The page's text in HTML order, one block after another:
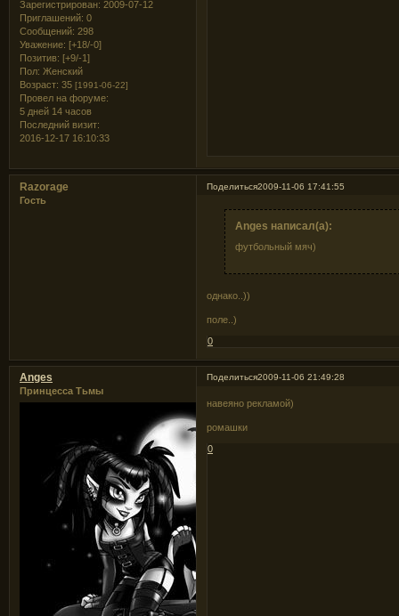
Зарегистрирован: 2009-07-12
Приглашений: 0
Сообщений: 298
Уважение: [+18/-0]
Позитив: [+9/-1]
Пол: Женский
Возраст: 35 [1991-06-22]
Провел на форуме:
5 дней 14 часов
Последний визит:
2016-12-17 16:10:33
Поделиться2009-11-06 17:41:55
Razorage
Гость
Anges написал(а):
футбольный мяч)
однако..))
поле..)
0
Поделиться2009-11-06 21:49:28
Anges
Принцесса Тьмы
навеяно рекламой)
ромашки
0